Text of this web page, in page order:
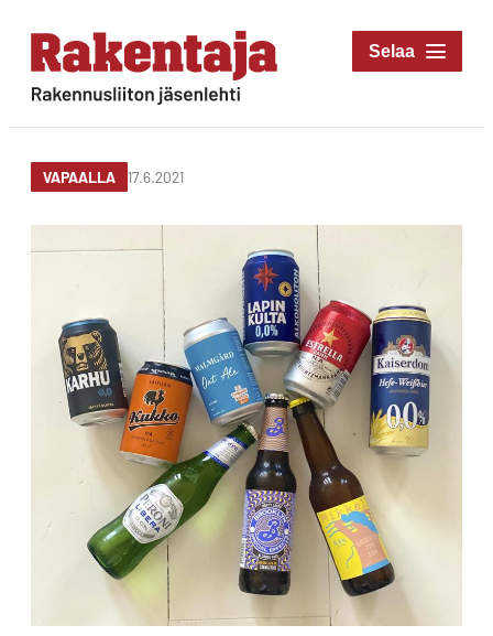
Siirry
suoraan
sisältöön
Rakentaja-lehti
VAPAALLA 17.6.2021